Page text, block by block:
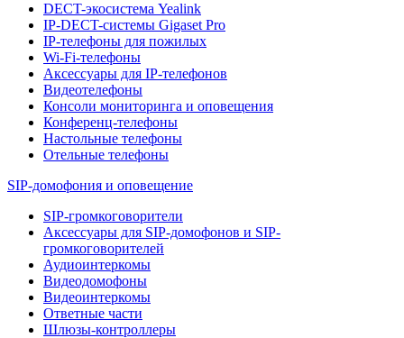
DECT-экосистема Yealink
IP-DECT-системы Gigaset Pro
IP-телефоны для пожилых
Wi-Fi-телефоны
Аксессуары для IP-телефонов
Видеотелефоны
Консоли мониторинга и оповещения
Конференц-телефоны
Настольные телефоны
Отельные телефоны
SIP-домофония и оповещение
SIP-громкоговорители
Аксессуары для SIP-домофонов и SIP-
громкоговорителей
Аудиоинтеркомы
Видеодомофоны
Видеоинтеркомы
Ответные части
Шлюзы-контроллеры